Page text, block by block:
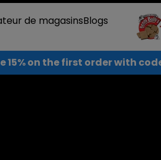
de magasinsBlogs
15% on the first order with